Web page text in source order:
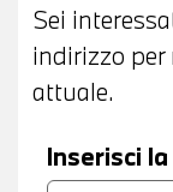
Sei
indirizzo
attuale.
Inserisci